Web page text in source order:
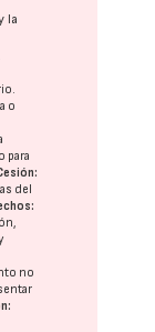
la
o
para
del
no